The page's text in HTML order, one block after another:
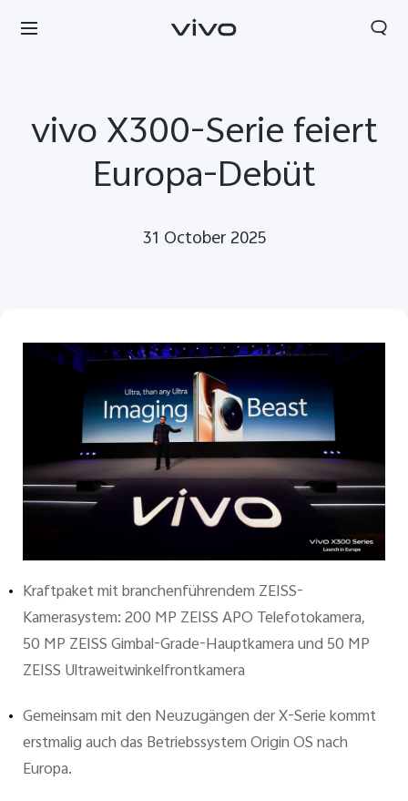
Österreich | Land/Region auswählen
vivo X300-Serie feiert
Europa-Debüt
31 October 2025
Kraftpaket mit branchenführendem ZEISS-
Kamerasystem: 200 MP ZEISS APO Telefotokamera,
50 MP ZEISS Gimbal-Grade-Hauptkamera und 50 MP
ZEISS Ultraweitwinkelfrontkamera
Gemeinsam mit den Neuzugängen der X-Serie kommt
erstmalig auch das Betriebssystem Origin OS nach
Europa.